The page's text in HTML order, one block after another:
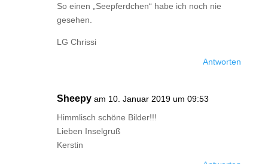
So einen „Seepferdchen“ habe ich noch nie
gesehen.
LG Chrissi
Antworten
Sheepy am 10. Januar 2019 um 09:53
Himmlisch schöne Bilder!!!
Lieben Inselgruß
Kerstin